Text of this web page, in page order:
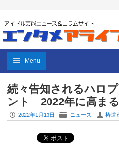
Menu
続々告知されるハロ
ント 2022年に高ま
P 2022年1月13日 F ニュース U 椿道